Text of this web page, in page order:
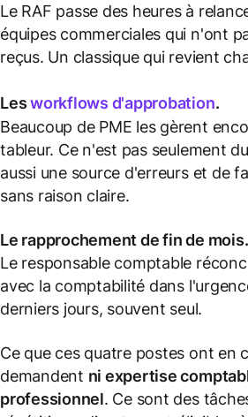
Le RAF passe des heures à
équipes commerciales qui n'ont
reçus. Un classique qui revient
Lesworkflows d'approbation.
Beaucoup de PME les gèrent
tableur. Ce n'est pas seulement
aussi une source d'erreurs et de
sans raison claire.
Le rapprochement de fin de mois.
Le responsable comptable
avec la comptabilité dans
derniers jours, souvent seul.
Ce que ces quatre postes ont en
demandent ni expertise
professionnel. Ce sont des